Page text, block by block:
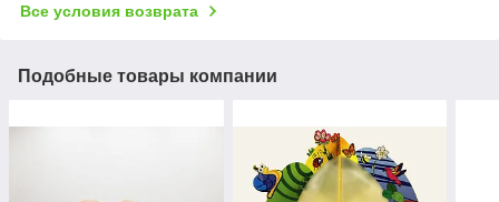
Все условия возврата
Подобные товары компании